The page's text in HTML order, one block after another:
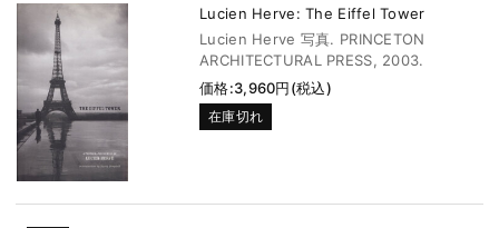
Lucien Herve: The Eiffel Tower
Lucien Herve 写真. PRINCETON
ARCHITECTURAL PRESS, 2003.
価格:3,960円(税込)
在庫切れ